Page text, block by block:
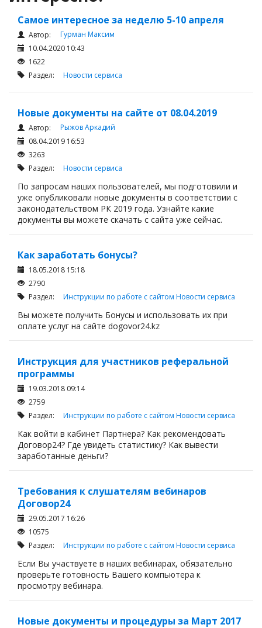
Самое интересное за неделю 5-10 апреля
Автор:
Гурман Максим
10.04.2020 10:43
1622
Раздел: Новости сервиса
Новые документы на сайте от 08.04.2019
Автор:
Рыжов Аркадий
08.04.2019 16:53
3263
Раздел: Новости сервиса
По запросам наших пользователей, мы подготовили и
уже опубликовали новые документы в соответствии с
законодательством РК 2019 года. Узнайте какие
документы вы можете скачать с сайта уже сейчас.
Как заработать бонусы?
18.05.2018 15:18
2790
Раздел: Инструкции по работе с сайтом Новости сервиса
Вы можете получить Бонусы и использовать их при
оплате услуг на сайте dogovor24.kz
Инструкция для участников реферальной
программы
19.03.2018 09:14
2759
Раздел: Инструкции по работе с сайтом Новости сервиса
Как войти в кабинет Партнера? Как рекомендовать
Договор24? Где увидеть статистику? Как вывести
заработанные деньги?
Требования к слушателям вебинаров
Договор24
29.05.2017 16:26
10575
Раздел: Инструкции по работе с сайтом Новости сервиса
Если Вы участвуете в наших вебинарах, обязательно
проверьте готовность Вашего компьютера к
просмотру вебинара.
Новые документы и процедуры за Март 2017